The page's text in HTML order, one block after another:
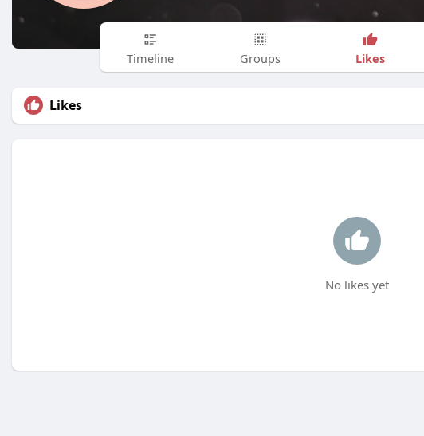
Timeline Groups Likes
Likes
No likes yet